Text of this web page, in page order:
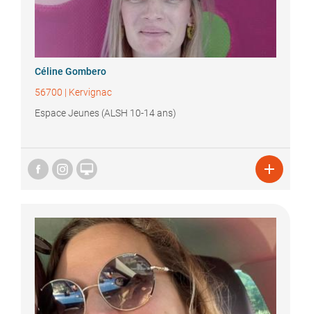
Céline Gombero
56700 | Kervignac
Espace Jeunes (ALSH 10-14 ans)
 